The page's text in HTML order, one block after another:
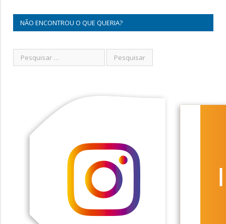
NÃO ENCONTROU O QUE QUERIA?